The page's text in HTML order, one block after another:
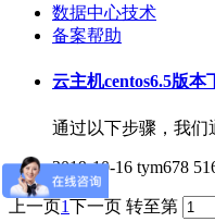
数据中心技术
备案帮助
云主机centos6.5版
通过以下步骤，我们
2019-10-16 tym678
上一页1下一页 转至第